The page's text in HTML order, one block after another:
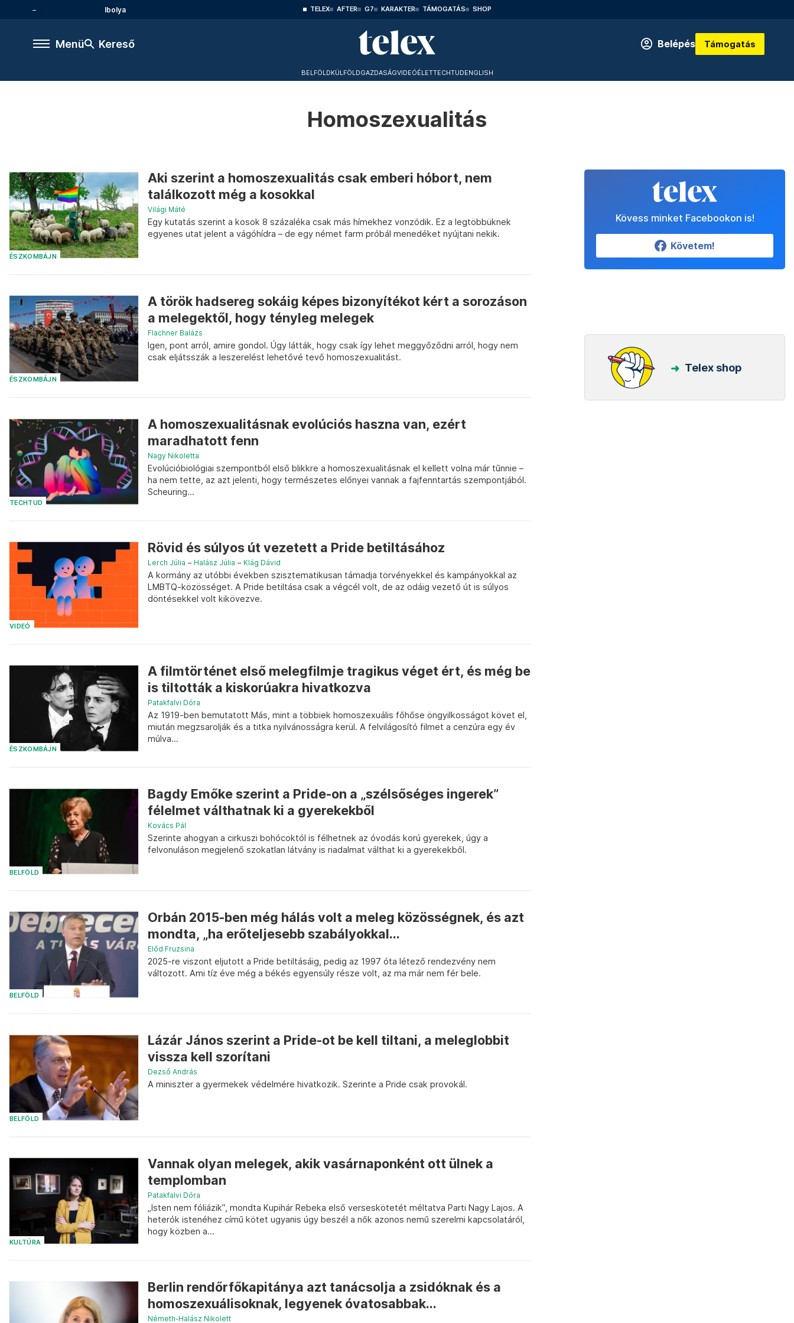
Ibolya TELEX AFTER G7 KARAKTER TÁMOGATÁS SHOP
Menü Kereső Belépés Támogatás
BELFÖLDKÜLFÖLDGAZDASÁGVIDEÓÉLETTECHTUDENGLISH
Homoszexualitás
ÉSZKOMBÁJN
Aki szerint a homoszexualitás csak emberi hóbort, nem
találkozott még a kosokkal
Világi Máté
Egy kutatás szerint a kosok 8 százaléka csak más hímekhez vonzódik. Ez a legtöbbüknek
egyenes utat jelent a vágóhídra – de egy német farm próbál menedéket nyújtani nekik.
ÉSZKOMBÁJN
A török hadsereg sokáig képes bizonyítékot kért a sorozáson
a melegektől, hogy tényleg melegek
Flachner Balázs
Igen, pont arról, amire gondol. Úgy látták, hogy csak így lehet meggyőződni arról, hogy nem
csak eljátsszák a leszerelést lehetővé tevő homoszexualitást.
TECHTUD
A homoszexualitásnak evolúciós haszna van, ezért
maradhatott fenn
Nagy Nikoletta
Evolúcióbiológiai szempontból első blikkre a homoszexualitásnak el kellett volna már tűnnie –
ha nem tette, az azt jelenti, hogy természetes előnyei vannak a fajfenntartás szempontjából.
Scheuring...
VIDEÓ
Rövid és súlyos út vezetett a Pride betiltásához
Lerch Júlia – Halász Júlia – Klág Dávid
A kormány az utóbbi években szisztematikusan támadja törvényekkel és kampányokkal az
LMBTQ-közösséget. A Pride betiltása csak a végcél volt, de az odáig vezető út is súlyos
döntésekkel volt kikövezve.
ÉSZKOMBÁJN
A filmtörténet első melegfilmje tragikus véget ért, és még be
is tiltották a kiskorúakra hivatkozva
Patakfalvi Dóra
Az 1919-ben bemutatott Más, mint a többiek homoszexuális főhőse öngyilkosságot követ el,
miután megzsarolják és a titka nyilvánosságra kerül. A felvilágosító filmet a cenzúra egy év
múlva...
BELFÖLD
Bagdy Emőke szerint a Pride-on a „szélsőséges ingerek”
félelmet válthatnak ki a gyerekekből
Kovács Pál
Szerinte ahogyan a cirkuszi bohócoktól is félhetnek az óvodás korú gyerekek, úgy a
felvonuláson megjelenő szokatlan látvány is riadalmat válthat ki a gyerekekből.
BELFÖLD
Orbán 2015-ben még hálás volt a meleg közösségnek, és azt
mondta, „ha erőteljesebb szabályokkal...
Előd Fruzsina
2025-re viszont eljutott a Pride betiltásáig, pedig az 1997 óta létező rendezvény nem
változott. Ami tíz éve még a békés egyensúly része volt, az ma már nem fér bele.
BELFÖLD
Lázár János szerint a Pride-ot be kell tiltani, a meleglobbit
vissza kell szorítani
Dezső András
A miniszter a gyermekek védelmére hivatkozik. Szerinte a Pride csak provokál.
KULTÚRA
Vannak olyan melegek, akik vasárnaponként ott ülnek a
templomban
Patakfalvi Dóra
„Isten nem fóliázik”, mondta Kupihár Rebeka első verseskötetét méltatva Parti Nagy Lajos. A
heterók istenéhez című kötet ugyanis úgy beszél a nők azonos nemű szerelmi kapcsolatáról,
hogy közben a...
Berlin rendőrfőkapitánya azt tanácsolja a zsidóknak és a
homoszexuálisoknak, legyenek óvatosabbak...
Németh-Halász Nikolett
Kövess minket Facebookon is!
Követem!
Telex shop